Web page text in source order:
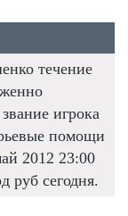
течение
игрока
помощи
2012 23:00
руб сегодня.